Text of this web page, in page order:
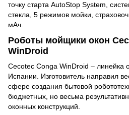
точку старта AutoStop System,
стекла, 5 режимов мойки,
мАч.
Роботы мойщики окон
WinDroid
Cecotec Conga WinDroid – линейка
Испании. Изготовитель направил
сфере создания бытовой
бюджетных, но весьма
оконных конструкций.